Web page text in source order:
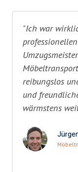
"Ich war
reibungslos
und
wärmstens